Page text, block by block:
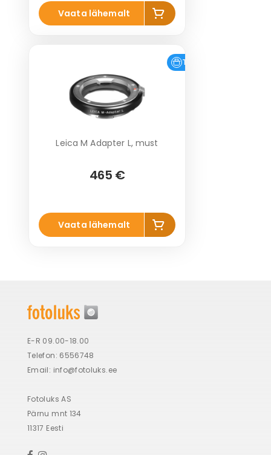
Vaata lähemalt
Lisa
korvi
Tasuta tarne
Leica M Adapter L, must
465 €
Vaata lähemalt
Lisa
korvi
E-R 09.00-18.00
Telefon: 6556748
Email: info@fotoluks.ee
Fotoluks AS
Pärnu mnt 134
11317 Eesti